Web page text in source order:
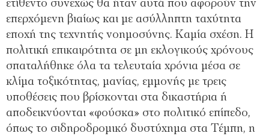
ετίθεντο συνεχώς θα ήταν αυτά που αφορούν την
επερχόμενη βιαίως και με ασύλληπτη ταχύτητα
εποχή της τεχνητής νοημοσύνης. Καμία σχέση. Η
πολιτική επικαιρότητα σε μη εκλογικούς χρόνους
σπαταλήθηκε όλα τα τελευταία χρόνια μέσα σε
κλίμα τοξικότητας, μανίας, εμμονής με τρεις
υποθέσεις που βρίσκονται στα δικαστήρια ή
αποδεικνύονται «φούσκα» στο πολιτικό επίπεδο,
όπως το σιδηροδρομικό δυστύχημα στα Τέμπη, η